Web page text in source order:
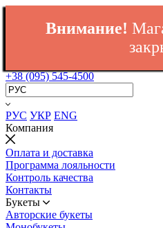
Внимание!
+38 (095) 545-4500
РУС УКР ENG
Компания
Оплата и доставка
Программа лояльности
Контроль качества
Контакты
Букеты
Авторские букеты